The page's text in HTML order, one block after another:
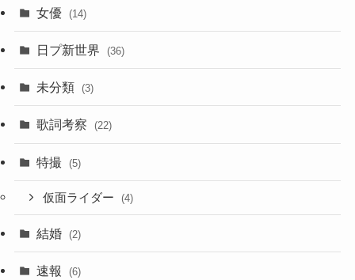
女優 (14)
日プ新世界 (36)
未分類 (3)
歌詞考察 (22)
特撮 (5)
仮面ライダー (4)
結婚 (2)
速報 (6)